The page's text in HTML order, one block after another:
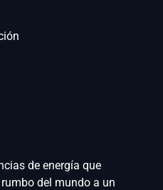
de energía que
del mundo a un